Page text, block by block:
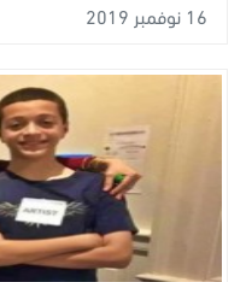
16 نوفمبر 2019